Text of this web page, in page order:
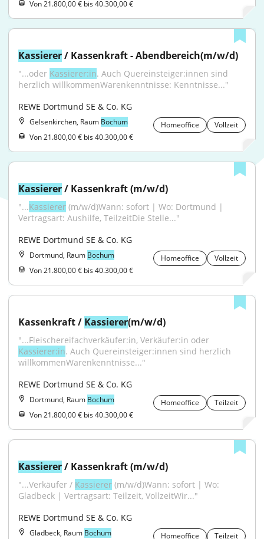
Von 21.800,00 € bis 40.300,00 €
Kassierer / Kassenkraft - Abendbereich(m/w/d)
"...oder Kassierer:in. Auch Quereinsteiger:innen sind
herzlich willkommenWarenkenntnisse: Kenntnisse..."
REWE Dortmund SE & Co. KG
Gelsenkirchen, Raum Bochum Homeoffice
Vollzeit
Von 21.800,00 € bis 40.300,00 €
Kassierer / Kassenkraft (m/w/d)
"...Kassierer (m/w/d)Wann: sofort | Wo: Dortmund |
Vertragsart: Aushilfe, TeilzeitDie Stelle..."
REWE Dortmund SE & Co. KG
Dortmund, Raum Bochum Homeoffice
Vollzeit
Von 21.800,00 € bis 40.300,00 €
Kassenkraft / Kassierer(m/w/d)
Kassierer:in. Auch Quereinsteiger:innen sind herzlich
willkommenWarenkenntnisse..."
REWE Dortmund SE & Co. KG
Dortmund, Raum Bochum Homeoffice
Teilzeit
Von 21.800,00 € bis 40.300,00 €
Kassierer / Kassenkraft (m/w/d)
"...Verkäufer / Kassierer (m/w/d)Wann: sofort | Wo:
Gladbeck | Vertragsart: Teilzeit, VollzeitWir..."
REWE Dortmund SE & Co. KG
Gladbeck, Raum Bochum Homeoffice
Teilzeit